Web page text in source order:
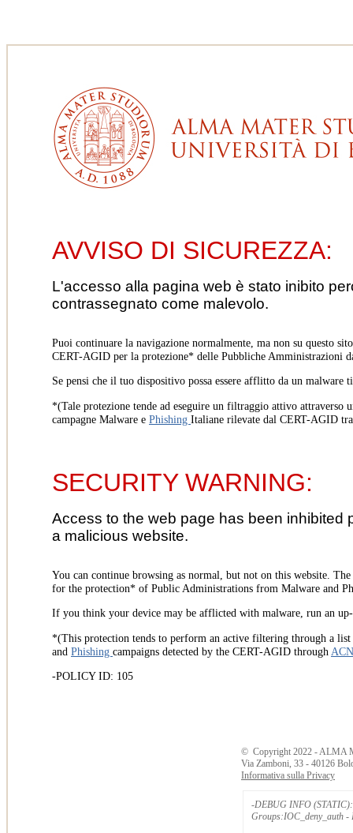
AVVISO DI SICUREZZA:
L'accesso alla pagina web è stato inibito
contrassegnato come malevolo.
Puoi continuare la navigazione normalmente, ma non su questo
CERT-AGID per la protezione* delle Pubbliche Amministrazioni
Se pensi che il tuo dispositivo possa essere afflitto da un
*(Tale protezione tende ad eseguire un filtraggio attivo
campagne Malware e Phishing Italiane rilevate dal CERT-AGID
SECURITY WARNING:
Access to the web page has been
a malicious website.
You can continue browsing as normal, but not on this website.
for the protection* of Public Administrations from Malware and
If you think your device may be afflicted with malware, run an
*(This protection tends to perform an active filtering through a
and Phishing campaigns detected by the CERT-AGID through
-POLICY ID: 105
© Copyright 2022 - ALMA
Via Zamboni, 33 - 40126
Informativa sulla Privacy
-DEBUG INFO (STATIC):
Groups:IOC_deny_auth -